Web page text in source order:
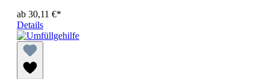
ab 30,11 €*
Details